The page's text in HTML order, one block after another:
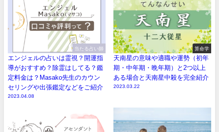
当たる占い師
エンジェルの占いは霊視？開運指
導がおすすめ？除霊はしてる？鑑
定料金は？Masako先生のカウン
セリングや出張鑑定などをご紹介
2023.04.08
算命学
天南星の意味や適職や運勢（初年
期・中年期・晩年期）と2つ以上
ある場合と天南星中殺を完全紹介
2023.03.22